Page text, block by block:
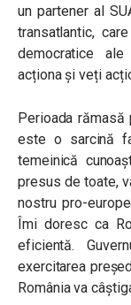
un partener al
transatlantic,
democratice
acționa și veți
Perioada
este o sarcină
temeinică
presus de toate,
nostru pro-
Îmi doresc ca
eficientă.
exercitarea
România va